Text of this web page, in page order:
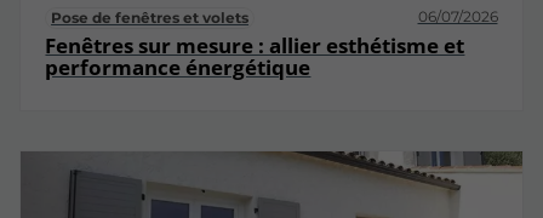
Pose de fenêtres et volets 06/07/2026
Fenêtres sur mesure : allier esthétisme et
performance énergétique